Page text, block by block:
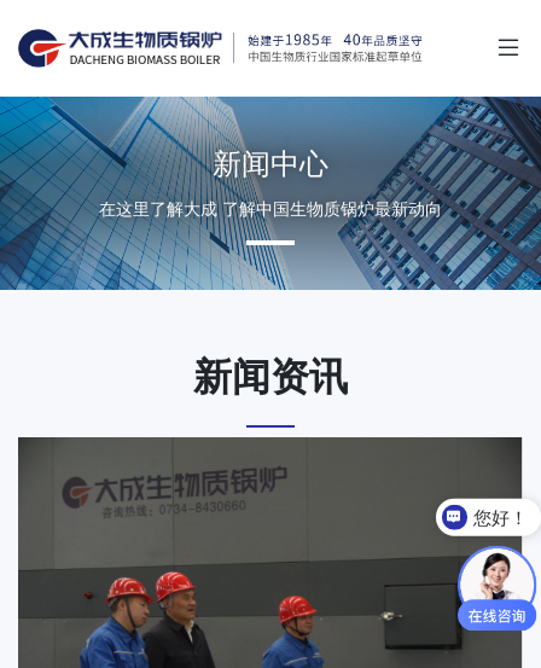
新闻中心
在这里了解大成 了解中国生物质锅炉最新动向
新闻资讯
您好！